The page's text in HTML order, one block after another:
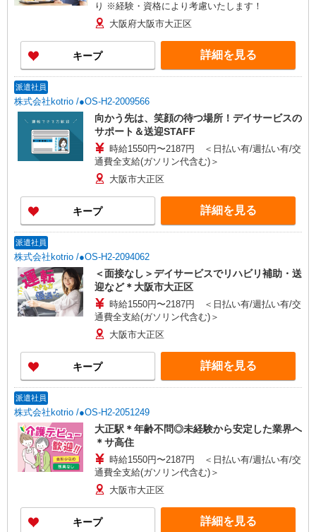
り ※経験・資格により考慮いたします！
大阪府大阪市大正区
キープ 詳細を見る
派遣社員
株式会社kotrio /●OS-H2-2009566
向かう先は、笑顔の待つ場所！デイサービスの
サポート＆送迎STAFF
時給1550円〜2187円 ＜日払い有/週払い有/交
通費全支給(ガソリン代含む)＞
大阪市大正区
キープ 詳細を見る
派遣社員
株式会社kotrio /●OS-H2-2094062
＜面接なし＞デイサービスでリハビリ補助・送
迎など＊大阪市大正区
時給1550円〜2187円 ＜日払い有/週払い有/交
通費全支給(ガソリン代含む)＞
大阪市大正区
キープ 詳細を見る
派遣社員
株式会社kotrio /●OS-H2-2051249
大正駅＊年齢不問◎未経験から安定した業界へ
＊サ高住
時給1550円〜2187円 ＜日払い有/週払い有/交
通費全支給(ガソリン代含む)＞
大阪市大正区
キープ 詳細を見る